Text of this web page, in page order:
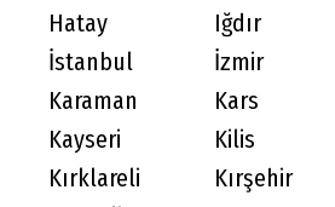
Hatay
Iğdır
İstanbul
İzmir
Karaman
Kars
Kayseri
Kilis
Kırklareli
Kırşehir